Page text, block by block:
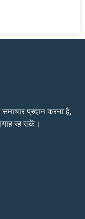
प्रदान करना है,
रह सकें।